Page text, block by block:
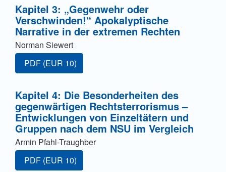
Kapitel 3: „Gegenwehr oder
Verschwinden!“ Apokalyptische
Narrative in der extremen Rechten
Norman Siewert
Zugang für Abonnent/innen oder durch Zahlung einer
PDF (EUR 10)
Kapitel 4: Die Besonderheiten des
gegenwärtigen Rechtsterrorismus –
Entwicklungen von Einzeltätern und
Gruppen nach dem NSU im Vergleich
Armin Pfahl-Traughber
Zugang für Abonnent/innen oder durch Zahlung einer
PDF (EUR 10)